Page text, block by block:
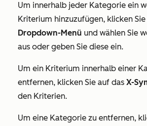
Um innerhalb jeder Kategorie ein
Kriterium hinzuzufügen, klicken
Dropdown-Menü und wählen Sie
aus oder geben Sie diese ein.
Um ein Kriterium innerhalb einer
entfernen, klicken Sie auf das X-
den Kriterien.
Um eine Kategorie zu entfernen,